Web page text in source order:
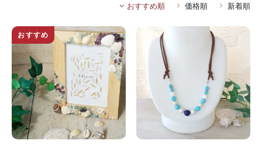
おすすめ順 価格順 新着順
おすすめ